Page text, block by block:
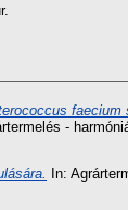
faecium
-
In: